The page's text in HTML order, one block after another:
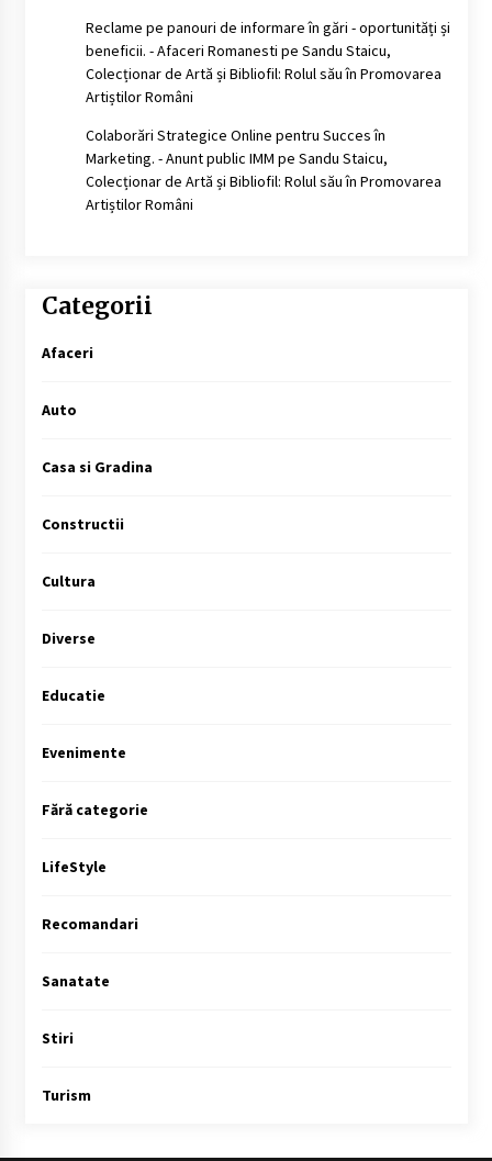
Reclame pe panouri de informare în gări - oportunități și
beneficii. - Afaceri Romanesti pe Sandu Staicu,
Colecționar de Artă și Bibliofil: Rolul său în Promovarea
Artiștilor Români
Colaborări Strategice Online pentru Succes în
Marketing. - Anunt public IMM pe Sandu Staicu,
Colecționar de Artă și Bibliofil: Rolul său în Promovarea
Artiștilor Români
Categorii
Afaceri
Auto
Casa si Gradina
Constructii
Cultura
Diverse
Educatie
Evenimente
Fără categorie
LifeStyle
Recomandari
Sanatate
Stiri
Turism